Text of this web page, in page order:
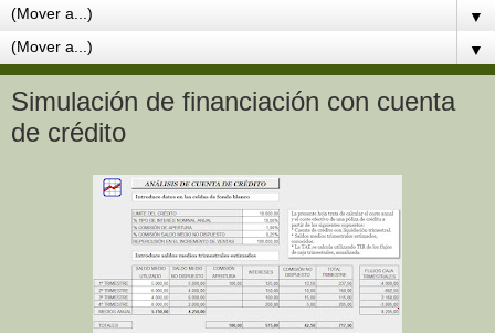
▼
▼
Simulación de financiación con cuenta
de crédito